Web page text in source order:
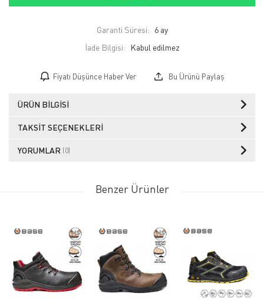
Garanti Süresi: 6 ay
İade Bilgisi:
Fiyatı Düşünce Haber Ver Bu Ürünü Paylaş
ÜRÜN BILGISI
TAKSIT SEÇENEKLERI
YORUMLAR (0)
Benzer Ürünler